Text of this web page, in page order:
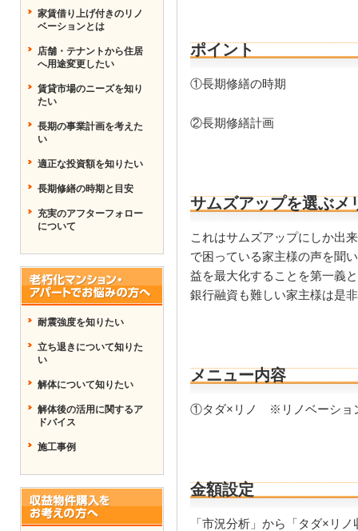
ポイント
①長期修繕の時期
②長期修繕計画
サムズアップを選ぶメ
これはサムズアップにしか出
で困っている家主様の声を聞
益を最大化することを第一義
銀行融資も難しい家主様は是
メニュー内容
①タダ×リノ ※リノベーショ
金額設定
「市況分析」から「タダ×リ
家賃借り上げ付きのリノ
ベーションとは
店舗・テナントから住居
へ用途変更したい
賃貸市場のニーズを知り
たい
長期の事業計画を考えた
い
適正な投資額を知りたい
長期修繕の時期と目安
充実のアフターフォロー
について
耐震強度を知りたい
立ち退きについて知りた
い
解体について知りたい
解体後の活用に関するア
ドバイス
施工事例